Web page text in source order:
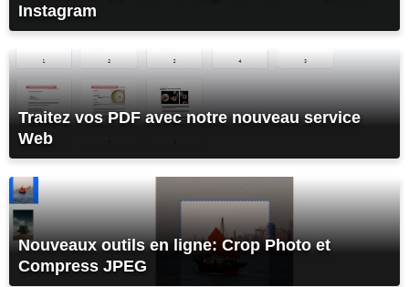
Instagram
Traitez vos PDF avec notre nouveau service
Web
Nouveaux outils en ligne: Crop Photo et
Compress JPEG